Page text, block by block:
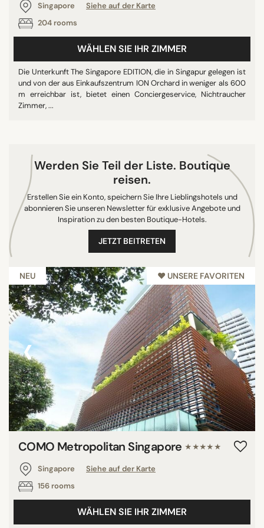
10/10
STADT
Tokyo
Singapore
Ōsaka
SUCHE
Singapore
Siehe auf der Karte
204 rooms
WÄHLEN SIE IHR ZIMMER
Die Unterkunft The Singapore EDITION, die in Singapur gelegen ist
und von der aus Einkaufszentrum ION Orchard in weniger als 600
m erreichbar ist, bietet einen Conciergeservice, Nichtraucher
Zimmer, ...
Werden Sie Teil der Liste. Boutique
reisen.
Erstellen Sie ein Konto, speichern Sie Ihre Lieblingshotels und
abonnieren Sie unseren Newsletter für exklusive Angebote und
Inspiration zu den besten Boutique-Hotels.
JETZT BEITRETEN
NEU ♥︎ UNSERE FAVORITEN
‹ ›
COMO Metropolitan Singapore ★★★★★
Singapore
Siehe auf der Karte
156 rooms
WÄHLEN SIE IHR ZIMMER